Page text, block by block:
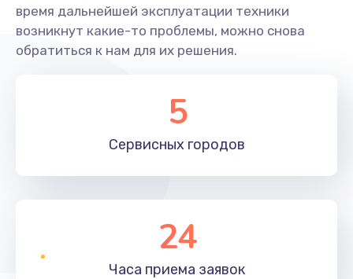
время дальнейшей эксплуатации техники
возникнут какие-то проблемы, можно снова
обратиться к нам для их решения.
5
Сервисных городов
24
Часа приема заявок